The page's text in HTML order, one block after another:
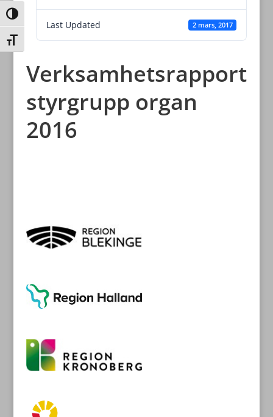
Slå på/av hög kontrast
Slå på/av textstorlek
Last Updated 2 mars, 2017
Verksamhetsrapport
styrgrupp organ
2016